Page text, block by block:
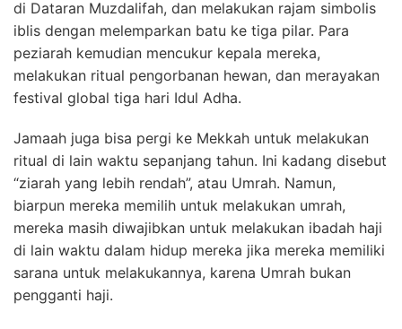
di Dataran Muzdalifah, dan melakukan rajam simbolis
iblis dengan melemparkan batu ke tiga pilar. Para
peziarah kemudian mencukur kepala mereka,
melakukan ritual pengorbanan hewan, dan merayakan
festival global tiga hari Idul Adha.
Jamaah juga bisa pergi ke Mekkah untuk melakukan
ritual di lain waktu sepanjang tahun. Ini kadang disebut
“ziarah yang lebih rendah”, atau Umrah. Namun,
biarpun mereka memilih untuk melakukan umrah,
mereka masih diwajibkan untuk melakukan ibadah haji
di lain waktu dalam hidup mereka jika mereka memiliki
sarana untuk melakukannya, karena Umrah bukan
pengganti haji.